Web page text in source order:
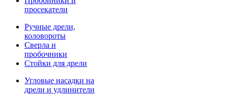
просекатели
Ручные дрели,
коловороты
Сверла и
пробочники
Стойки для дрели
Угловые насадки на
дрели и удлинители